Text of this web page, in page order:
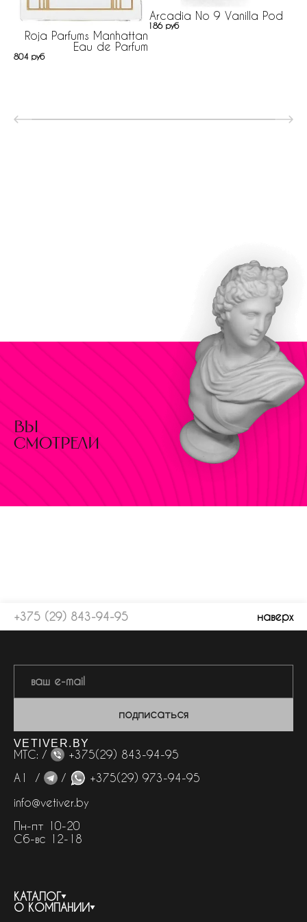
Roja Parfums Manhattan
Eau de Parfum
804 руб
Arcadia No 9 Vanilla Pod
186 руб
вы
смотрели
+375 (29) 843-94-95 наверх
подписаться
VETIVER.BY
МТС: /
+375(29) 843-94-95
А1 /
/
+375(29) 973-94-95
info@vetiver.by
Пн-пт 10-20
Сб-вс 12-18
КАТАЛОГ
О КОМПАНИИ